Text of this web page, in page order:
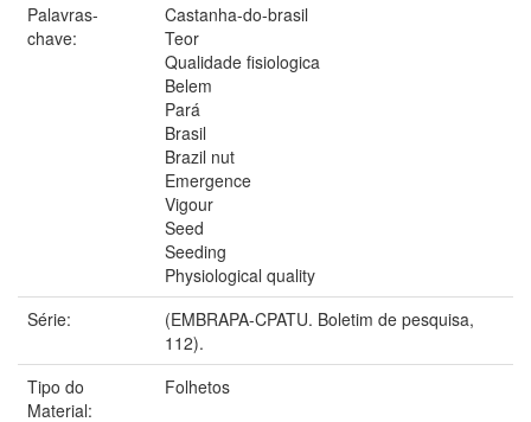
Palavras-
chave:
Castanha-do-brasil
Teor
Qualidade fisiologica
Belem
Pará
Brasil
Brazil nut
Emergence
Vigour
Seed
Seeding
Physiological quality
Série:
(EMBRAPA-CPATU. Boletim de pesquisa,
112).
Tipo do
Material:
Folhetos